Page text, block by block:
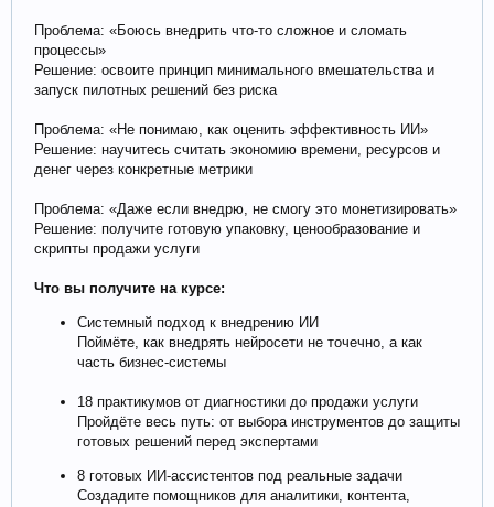
Проблема: «Боюсь внедрить что-то сложное и сломать
процессы»
Решение: освоите принцип минимального вмешательства и
запуск пилотных решений без риска
Проблема: «Не понимаю, как оценить эффективность ИИ»
Решение: научитесь считать экономию времени, ресурсов и
денег через конкретные метрики
Проблема: «Даже если внедрю, не смогу это монетизировать»
Решение: получите готовую упаковку, ценообразование и
скрипты продажи услуги
Что вы получите на курсе:
Системный подход к внедрению ИИ
Поймёте, как внедрять нейросети не точечно, а как
часть бизнес-системы
18 практикумов от диагностики до продажи услуги
Пройдёте весь путь: от выбора инструментов до защиты
готовых решений перед экспертами
8 готовых ИИ-ассистентов под реальные задачи
Создадите помощников для аналитики, контента,